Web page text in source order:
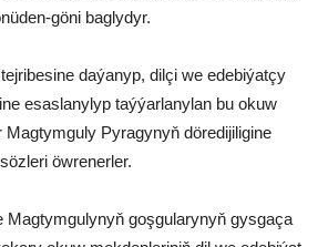
göni baglydyr.
daýanyp, dilçi we edebiýatçy
esaslanylyp taýýarlanylan bu okuw
Magtymguly Pyragynyň döredijiligine
öwrenerler.
Magtymgulynyň goşgularynyň gysgaça